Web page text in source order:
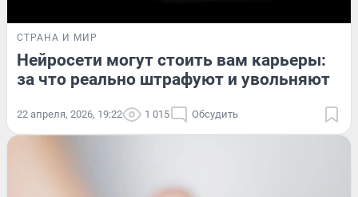
СТРАНА И МИР
Нейросети могут стоить вам карьеры:
за что реально штрафуют и увольняют
22 апреля, 2026, 19:22 1 015 Обсудить